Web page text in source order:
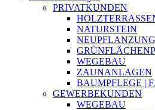
PRIVATKUNDEN
NATURSTEIN
NEUPFLANZUNG
WEGEBAU
ZAUNANLAGEN
BAUMPFLEGE |
GEWERBEKUNDEN
WEGEBAU